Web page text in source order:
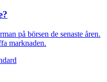
på börsen de senaste åren.
marknaden.